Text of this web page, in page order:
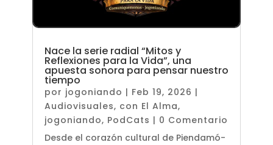
Nace la serie radial “Mitos y
Reflexiones para la Vida”, una
apuesta sonora para pensar nuestro
tiempo
por jogoniando | Feb 19, 2026 |
Audiovisuales, con El Alma,
jogoniando, PodCats | 0 Comentario
Desde el corazón cultural de Piendamó-